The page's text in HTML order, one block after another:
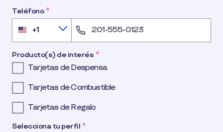
Teléfono *
United
+1
Producto(s) de interés *
Tarjetas de Despensa
Tarjetas de Combustible
Tarjetas de Regalo
Selecciona tu perfil *